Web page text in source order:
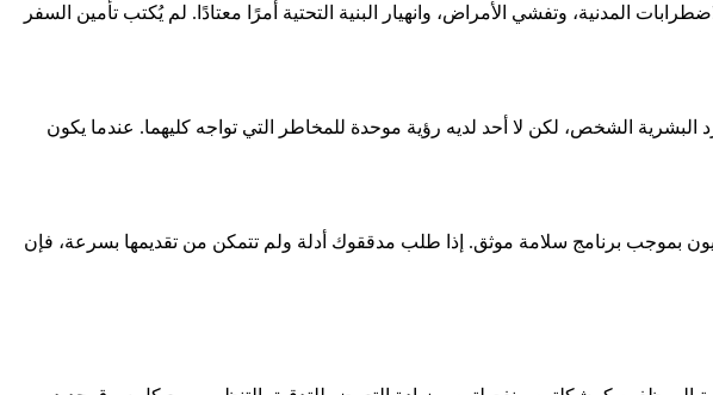
المدنية، وتفشي الأمراض، وانهيار البنية التحتية أمرًا معتادًا. لم يُكتب تأمين السفر
البشرية الشخص، لكن لا أحد لديه رؤية موحدة للمخاطر التي تواجه كليهما. عندما يكون
بموجب برنامج سلامة موثق. إذا طلب مدققوك أدلة ولم تتمكن من تقديمها بسرعة، فإن